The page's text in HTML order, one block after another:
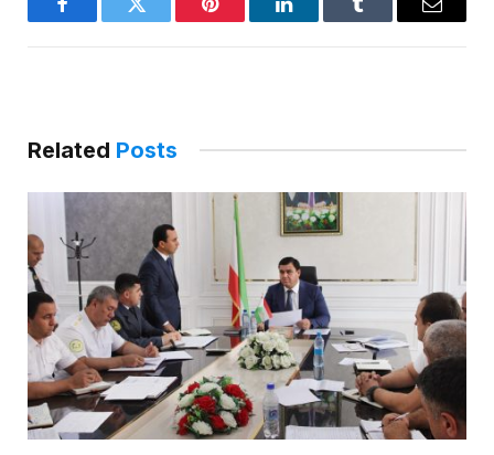
FacebookTwitter Pinterest LinkedInTumblr Email
Related Posts